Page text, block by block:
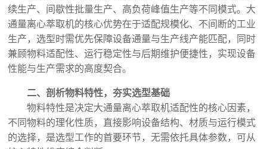
续生产、间歇性批量生产、高负荷峰值生产等不同模式。大
通量离心萃取机的核心优势在于适配规模化、不间断的工业
生产，选型时需优先保障设备通量与生产线产能匹配，同时
兼顾物料适配性、运行稳定性与后期维护便捷性，实现设备
性能与生产需求的高度契合。
二、剖析物料特性，夯实选型基础
物料特性是决定大通量离心萃取机适配性的核心因素，
不同物料的理化性质，直接影响设备结构、材质与运行模式
的选择，是选型工作的首要环节，无需依托具体参数，可从